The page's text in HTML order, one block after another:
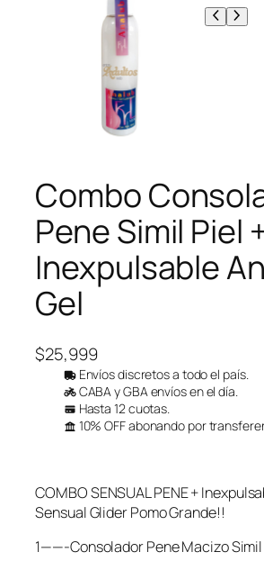
Combo
Pene Simil Piel
Inexpulsable
Gel
$25,999
Envíos discretos a todo el país.
CABA y GBA envíos en el día.
Hasta 12 cuotas.
10% OFF abonando por
COMBO SENSUAL PENE +
Sensual Glider Pomo Grande!!
1——-Consolador Pene Macizo